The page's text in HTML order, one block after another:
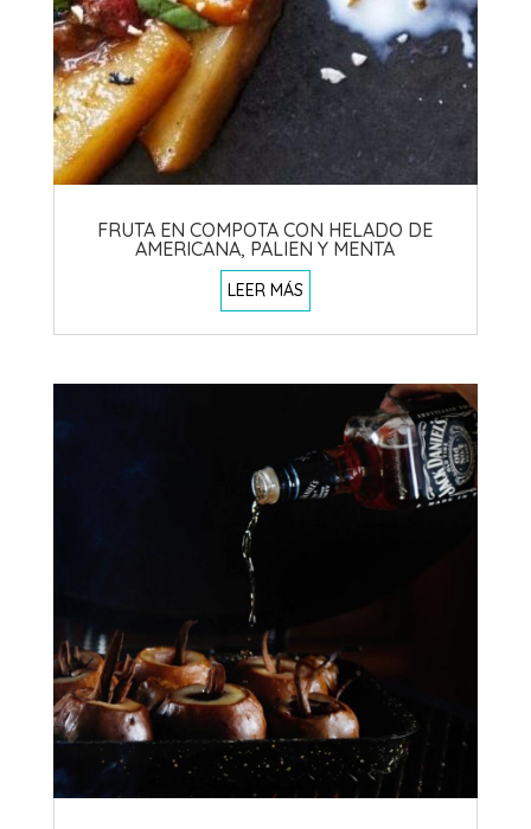
FRUTA EN COMPOTA CON HELADO DE
AMERICANA, PALIEN Y MENTA
LEER MÁS